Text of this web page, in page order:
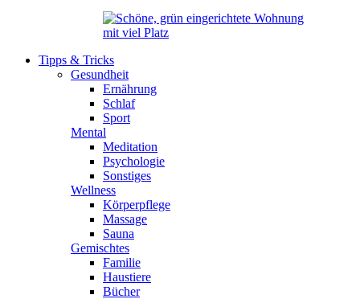
Tipps & Tricks
Gesundheit
Ernährung
Schlaf
Sport
Mental
Meditation
Psychologie
Sonstiges
Wellness
Körperpflege
Massage
Sauna
Gemischtes
Familie
Haustiere
Bücher